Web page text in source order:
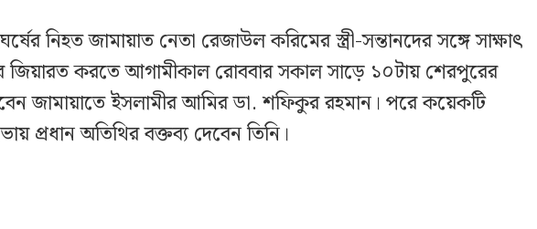
নিহত জামায়াত নেতা রেজাউল করিমের স্ত্রী-সন্তানদের সঙ্গে সাক্ষাৎ
জিয়ারত করতে আগামীকাল রোববার সকাল সাড়ে ১০টায় শেরপুরের
জামায়াতে ইসলামীর আমির ডা. শফিকুর রহমান। পরে কয়েকটি
প্রধান অতিথির বক্তব্য দেবেন তিনি।